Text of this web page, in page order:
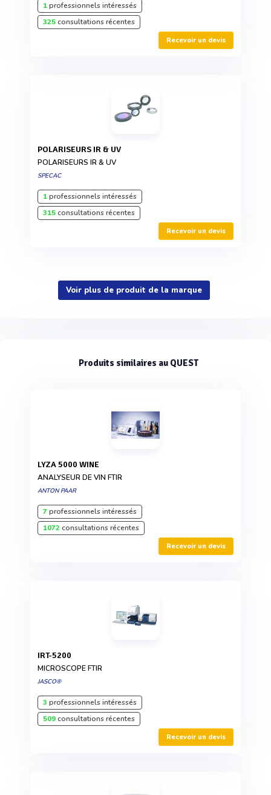
1professionnels intéressés
325consultations récentes
Recevoir un devis
POLARISEURS IR & UV
POLARISEURS IR & UV
SPECAC
1professionnels intéressés
315consultations récentes
Recevoir un devis
Voir plus de produit de la marque
Produits similaires au QUEST
LYZA 5000 WINE
ANALYSEUR DE VIN FTIR
ANTON PAAR
7professionnels intéressés
1072consultations récentes
Recevoir un devis
IRT-5200
MICROSCOPE FTIR
JASCO®
3 professionnels intéressés
509consultations récentes
Recevoir un devis